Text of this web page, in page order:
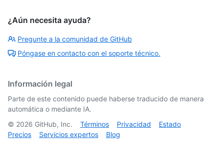
¿Aún necesita ayuda?
Pregunte a la comunidad de GitHub
Póngase en contacto con el soporte técnico.
Información legal
Parte de este contenido puede haberse traducido de manera
automática o mediante IA.
© 2026 GitHub, Inc. Términos Privacidad
Estado
Precios
Servicios expertos Blog